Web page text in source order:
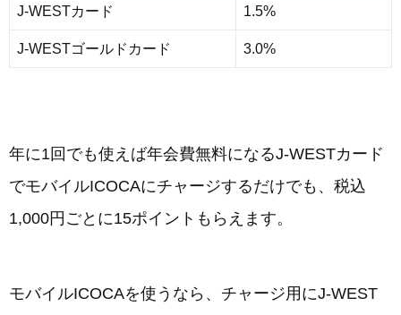
J-WESTカード 1.5%
J-WESTゴールドカード 3.0%
年に1回でも使えば年会費無料になるJ-WESTカード
でモバイルICOCAにチャージするだけでも、税込
1,000円ごとに15ポイントもらえます。
モバイルICOCAを使うなら、チャージ用にJ-WEST